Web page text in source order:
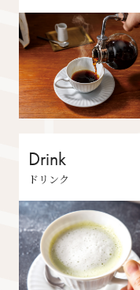
Drink
ドリンク